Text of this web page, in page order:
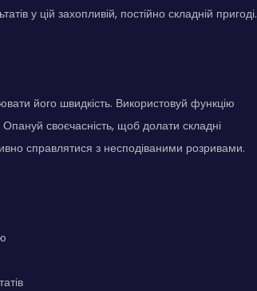
у цій захопливій, постійно складній пригоді.
його швидкість. Використовуй функцію
своєчасність, щоб долати складні
справлятися з несподіваними розривами.